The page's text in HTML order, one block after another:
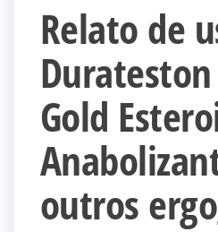
Relato de
Gold
outros